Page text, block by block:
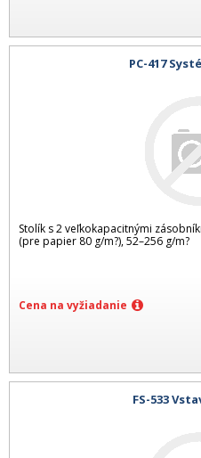
PC-417
Stolík s 2 veľkokapacitnými
(pre papier 80 g/m?), 52–256 g/m?
Cena na vyžiadanie
FS-533